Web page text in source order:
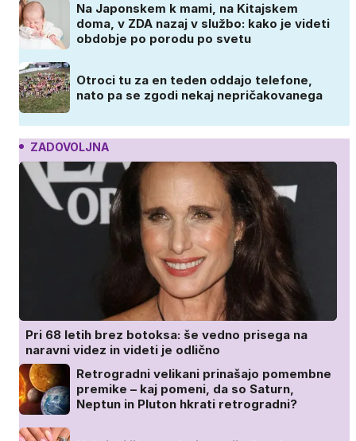
Na Japonskem k mami, na Kitajskem
doma, v ZDA nazaj v službo: kako je videti
obdobje po porodu po svetu
Otroci tu za en teden oddajo telefone,
nato pa se zgodi nekaj nepričakovanega
ZADOVOLJNA
Pri 68 letih brez botoksa: še vedno prisega na
naravni videz in videti je odlično
Retrogradni velikani prinašajo pomembne
premike – kaj pomeni, da so Saturn,
Neptun in Pluton hkrati retrogradni?